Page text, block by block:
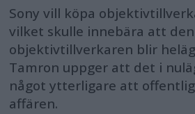
Sony vill köpa
vilket skulle innebära att
objektivtillverkaren blir
Tamron uppger att det i
något ytterligare att
affären.